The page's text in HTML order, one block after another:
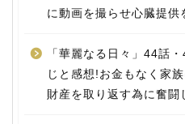
に動画を撮らせ心臓提供
「華麗なる日々」44話
じと感想!お金もなく家
財産を取り返す為に奮闘